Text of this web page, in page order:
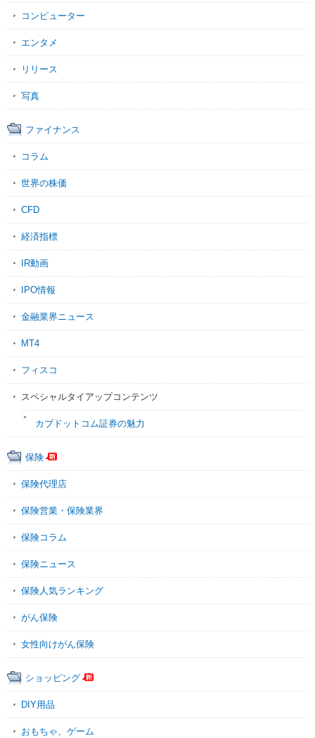
コンピューター
エンタメ
リリース
写真
ファイナンス
コラム
世界の株価
CFD
経済指標
IR動画
IPO情報
金融業界ニュース
MT4
フィスコ
スペシャルタイアップコンテンツ
カブドットコム証券の魅力
保険
保険代理店
保険営業・保険業界
保険コラム
保険ニュース
保険人気ランキング
がん保険
女性向けがん保険
ショッピング
DIY用品
おもちゃ、ゲーム